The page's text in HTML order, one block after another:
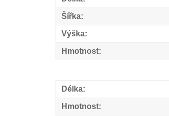
Šířka:
Výška:
Hmotnost:
Délka:
Hmotnost: